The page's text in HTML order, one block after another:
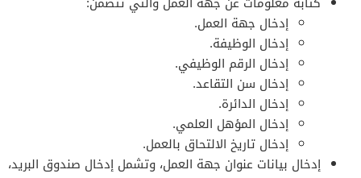
إدخال جهة العمل.
إدخال الوظيفة.
إدخال الرقم الوظيفي.
إدخال سن التقاعد.
إدخال الدائرة.
إدخال المؤهل العلمي.
إدخال تاريخ الالتحاق بالعمل.
إدخال بيانات عنوان جهة العمل، وتشمل إدخال صندوق البريد،